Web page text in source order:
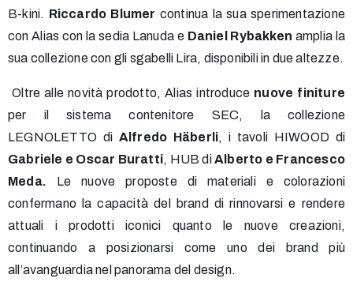
B-kini. Riccardo Blumer continua la sua sperimentazione
con Alias con la sedia Lanuda e Daniel Rybakken amplia la
sua collezione con gli sgabelli Lira, disponibili in due altezze.
Oltre alle novità prodotto, Alias introduce nuove finiture
per il sistema contenitore SEC, la collezione
LEGNOLETTO di Alfredo Häberli, i tavoli HIWOOD di
Gabriele e Oscar Buratti, HUB diAlberto e Francesco
Meda. Le nuove proposte di materiali e colorazioni
confermano la capacità del brand di rinnovarsi e rendere
attuali i prodotti iconici quanto le nuove creazioni,
continuando a posizionarsi come uno dei brand più
all’avanguardia nel panorama del design.